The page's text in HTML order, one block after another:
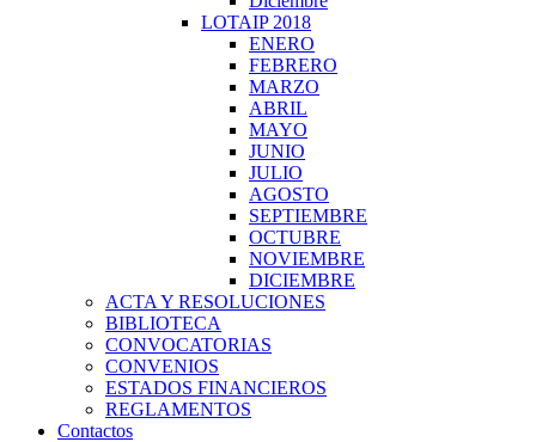
LOTAIP 2018
ENERO
FEBRERO
MARZO
ABRIL
MAYO
JUNIO
JULIO
AGOSTO
SEPTIEMBRE
OCTUBRE
NOVIEMBRE
DICIEMBRE
ACTA Y RESOLUCIONES
BIBLIOTECA
CONVOCATORIAS
CONVENIOS
ESTADOS FINANCIEROS
REGLAMENTOS
Contactos